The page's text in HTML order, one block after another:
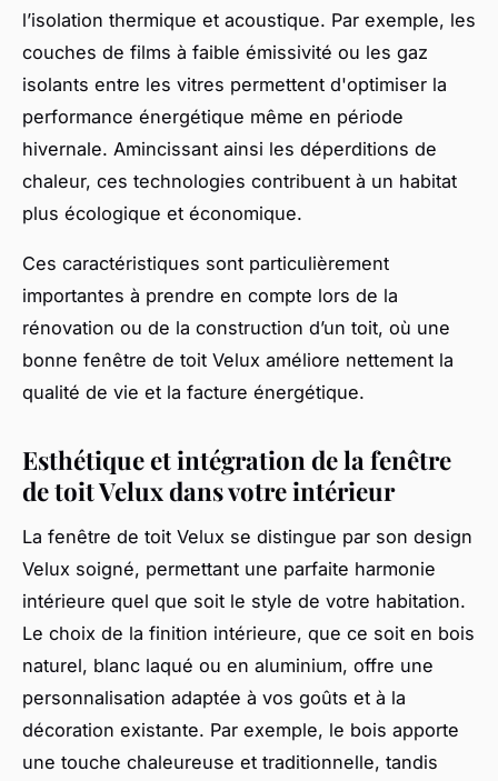
l’isolation thermique et acoustique. Par exemple, les
couches de films à faible émissivité ou les gaz
isolants entre les vitres permettent d'optimiser la
performance énergétique même en période
hivernale. Amincissant ainsi les déperditions de
chaleur, ces technologies contribuent à un habitat
plus écologique et économique.
Ces caractéristiques sont particulièrement
importantes à prendre en compte lors de la
rénovation ou de la construction d’un toit, où une
bonne fenêtre de toit Velux améliore nettement la
qualité de vie et la facture énergétique.
Esthétique et intégration de la fenêtre
de toit Velux dans votre intérieur
La fenêtre de toit Velux se distingue par son design
Velux soigné, permettant une parfaite harmonie
intérieure quel que soit le style de votre habitation.
Le choix de la finition intérieure, que ce soit en bois
naturel, blanc laqué ou en aluminium, offre une
personnalisation adaptée à vos goûts et à la
décoration existante. Par exemple, le bois apporte
une touche chaleureuse et traditionnelle, tandis